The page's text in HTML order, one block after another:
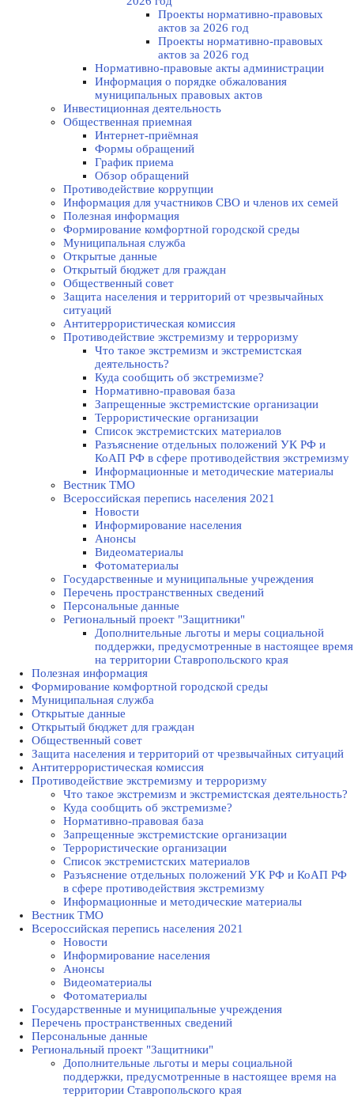
Проекты нормативно-правовых
актов за 2026 год
Проекты нормативно-правовых
актов за 2026 год
Нормативно-правовые акты администрации
Информация о порядке обжалования
муниципальных правовых актов
Инвестиционная деятельность
Общественная приемная
Интернет-приёмная
Формы обращений
График приема
Обзор обращений
Противодействие коррупции
Информация для участников СВО и членов их семей
Полезная информация
Формирование комфортной городской среды
Муниципальная служба
Открытые данные
Открытый бюджет для граждан
Общественный совет
Защита населения и территорий от чрезвычайных
ситуаций
Антитеррористическая комиссия
Противодействие экстремизму и терроризму
Что такое экстремизм и экстремистская
деятельность?
Куда сообщить об экстремизме?
Нормативно-правовая база
Запрещенные экстремистские организации
Террористические организации
Список экстремистских материалов
Разъяснение отдельных положений УК РФ и
КоАП РФ в сфере противодействия экстремизму
Информационные и методические материалы
Вестник ТМО
Всероссийская перепись населения 2021
Новости
Информирование населения
Анонсы
Видеоматериалы
Фотоматериалы
Государственные и муниципальные учреждения
Перечень пространственных сведений
Персональные данные
Региональный проект "Защитники"
Дополнительные льготы и меры социальной
поддержки, предусмотренные в настоящее время
на территории Ставропольского края
Полезная информация
Формирование комфортной городской среды
Муниципальная служба
Открытые данные
Открытый бюджет для граждан
Общественный совет
Защита населения и территорий от чрезвычайных ситуаций
Антитеррористическая комиссия
Противодействие экстремизму и терроризму
Что такое экстремизм и экстремистская деятельность?
Куда сообщить об экстремизме?
Нормативно-правовая база
Запрещенные экстремистские организации
Террористические организации
Список экстремистских материалов
Разъяснение отдельных положений УК РФ и КоАП РФ
в сфере противодействия экстремизму
Информационные и методические материалы
Вестник ТМО
Всероссийская перепись населения 2021
Новости
Информирование населения
Анонсы
Видеоматериалы
Фотоматериалы
Государственные и муниципальные учреждения
Перечень пространственных сведений
Персональные данные
Региональный проект "Защитники"
Дополнительные льготы и меры социальной
поддержки, предусмотренные в настоящее время на
территории Ставропольского края